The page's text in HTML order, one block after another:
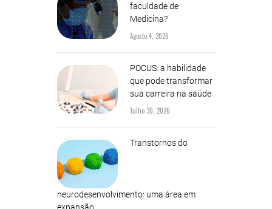
faculdade de
Medicina?
Agosto 4, 2026
POCUS: a habilidade
que pode transformar
sua carreira na saúde
Julho 30, 2026
Transtornos do
neurodesenvolvimento: uma área em